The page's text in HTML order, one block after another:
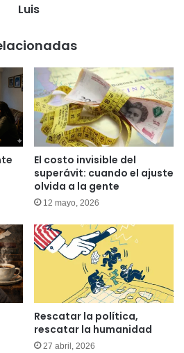
Luis
El costo invisible del
superávit: cuando el ajuste
olvida a la gente
12 mayo, 2026
Rescatar la política,
rescatar la humanidad
27 abril, 2026